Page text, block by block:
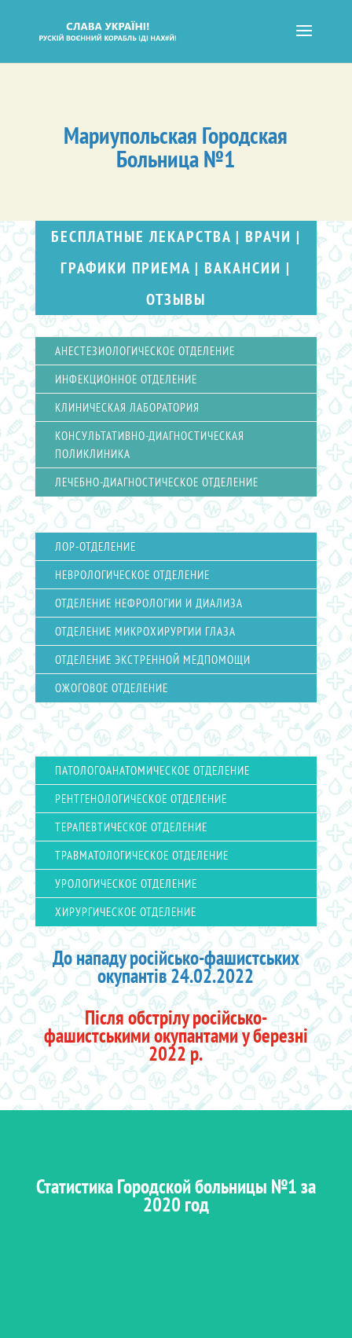
Мариупольская Городская
Больница №1
БЕСПЛАТНЫЕ ЛЕКАРСТВА | ВРАЧИ |
ГРАФИКИ ПРИЕМА | ВАКАНСИИ |
ОТЗЫВЫ
АНЕСТЕЗИОЛОГИЧЕСКОЕ ОТДЕЛЕНИЕ
ИНФЕКЦИОННОЕ ОТДЕЛЕНИЕ
КЛИНИЧЕСКАЯ ЛАБОРАТОРИЯ
КОНСУЛЬТАТИВНО-ДИАГНОСТИЧЕСКАЯ
ПОЛИКЛИНИКА
ЛЕЧЕБНО-ДИАГНОСТИЧЕСКОЕ ОТДЕЛЕНИЕ
ЛОР-ОТДЕЛЕНИЕ
НЕВРОЛОГИЧЕСКОЕ ОТДЕЛЕНИЕ
ОТДЕЛЕНИЕ НЕФРОЛОГИИ И ДИАЛИЗА
ОТДЕЛЕНИЕ МИКРОХИРУРГИИ ГЛАЗА
ОТДЕЛЕНИЕ ЭКСТРЕННОЙ МЕДПОМОЩИ
ОЖОГОВОЕ ОТДЕЛЕНИЕ
ПАТОЛОГОАНАТОМИЧЕСКОЕ ОТДЕЛЕНИЕ
РЕНТГЕНОЛОГИЧЕСКОЕ ОТДЕЛЕНИЕ
ТЕРАПЕВТИЧЕСКОЕ ОТДЕЛЕНИЕ
ТРАВМАТОЛОГИЧЕСКОЕ ОТДЕЛЕНИЕ
УРОЛОГИЧЕСКОЕ ОТДЕЛЕНИЕ
ХИРУРГИЧЕСКОЕ ОТДЕЛЕНИЕ
До нападу російсько-фашистських
окупантів 24.02.2022
Після обстрілу російсько-
фашистськими окупантами у березні
2022 р.
Статистика Городской больницы №1 за
2020 год